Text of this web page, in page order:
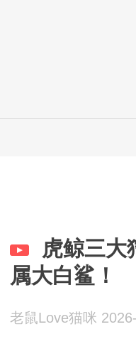
虎鲸三大
属大白鲨！
老鼠Love猫咪